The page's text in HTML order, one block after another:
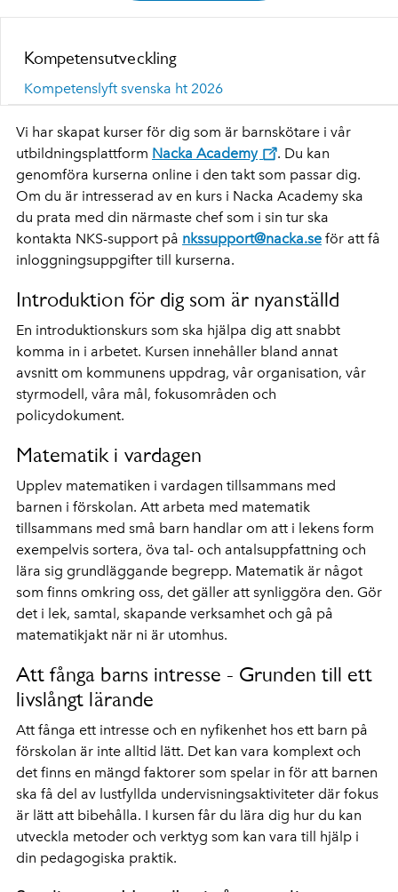
Kompetensutveckling
Kompetenslyft svenska ht 2026
Vi har skapat kurser för dig som är barnskötare i vår
utbildningsplattform Nacka Academy
. Du kan
genomföra kurserna online i den takt som passar dig.
Om du är intresserad av en kurs i Nacka Academy ska
du prata med din närmaste chef som i sin tur ska
kontakta NKS-support på nkssupport@nacka.se för att få
inloggningsuppgifter till kurserna.
Introduktion för dig som är nyanställd
En introduktionskurs som ska hjälpa dig att snabbt
komma in i arbetet. Kursen innehåller bland annat
avsnitt om kommunens uppdrag, vår organisation, vår
styrmodell, våra mål, fokusområden och
policydokument.
Matematik i vardagen
Upplev matematiken i vardagen tillsammans med
barnen i förskolan. Att arbeta med matematik
tillsammans med små barn handlar om att i lekens form
exempelvis sortera, öva tal- och antalsuppfattning och
lära sig grundläggande begrepp. Matematik är något
som finns omkring oss, det gäller att synliggöra den. Gör
det i lek, samtal, skapande verksamhet och gå på
matematikjakt när ni är utomhus.
Att fånga barns intresse - Grunden till ett
livslångt lärande
Att fånga ett intresse och en nyfikenhet hos ett barn på
förskolan är inte alltid lätt. Det kan vara komplext och
det finns en mängd faktorer som spelar in för att barnen
ska få del av lustfyllda undervisningsaktiviteter där fokus
är lätt att bibehålla. I kursen får du lära dig hur du kan
utveckla metoder och verktyg som kan vara till hjälp i
din pedagogiska praktik.